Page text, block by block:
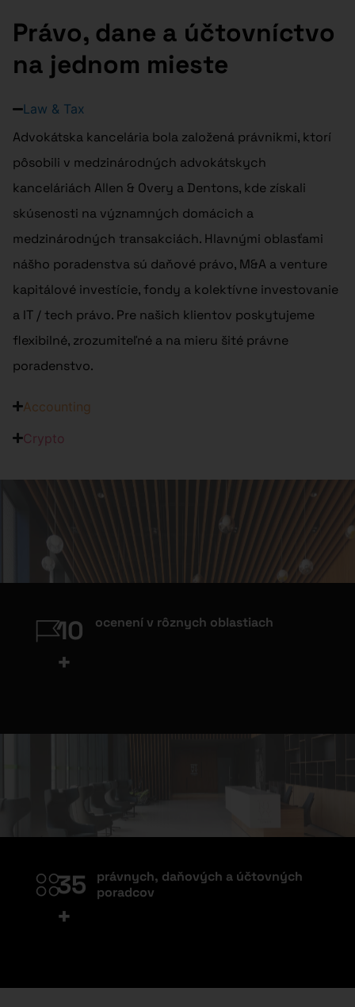
Právo, dane a účtovníctvo
na jednom mieste
Law & Tax
Advokátska kancelária bola založená právnikmi, ktorí
pôsobili v medzinárodných advokátskych
kanceláriách Allen & Overy a Dentons, kde získali
skúsenosti na významných domácich a
medzinárodných transakciách. Hlavnými oblasťami
nášho poradenstva sú daňové právo, M&A a venture
kapitálové investície, fondy a kolektívne investovanie
a IT / tech právo. Pre našich klientov poskytujeme
flexibilné, zrozumiteľné a na mieru šité právne
poradenstvo.
Accounting
Crypto
35
+
právnych, daňových a účtovných
poradcov
10
+
ocenení v rôznych oblastiach